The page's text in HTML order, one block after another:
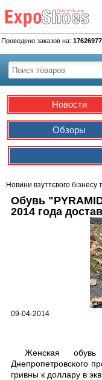
Проведено заказов на:
Новости
Обзоры
Новини взуттєвого
Обувь
2014 года
09-04-2014
Женская обувь
Днепропетровского
гривны к доллару в